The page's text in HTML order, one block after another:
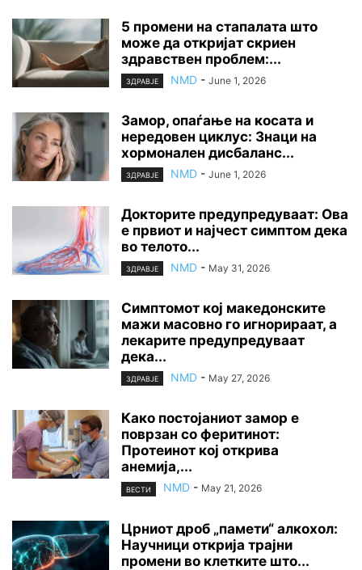
5 промени на стапалата што
може да откријат скриен
здравствен проблем:...
ЗДРАВЈЕ NMD - June 1, 2026
Замор, опаѓање на косата и
нередовен циклус: Знаци на
хормонален дисбаланс...
ЗДРАВЈЕ NMD - June 1, 2026
Докторите предупредуваат: Ова
е првиот и најчест симптом дека
во телото...
ЗДРАВЈЕ NMD - May 31, 2026
Симптомот кој македонските
мажи масовно го игнорираат, а
лекарите предупредуваат
дека...
ЗДРАВЈЕ NMD - May 27, 2026
Како постојаниот замор е
поврзан со феритинот:
Протеинот кој открива
анемија,...
ВЕСТИ NMD - May 21, 2026
Црниот дроб „памети“ алкохол:
Научници открија трајни
промени во клетките што...